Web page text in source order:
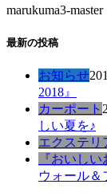
marukuma3-master
最新の投稿
お知らせ
2018』
カーポート
しい夏を♪
エクステリ
『おいしい
ウォール＆